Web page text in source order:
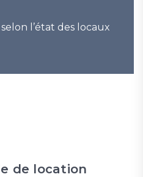
l’état des locaux
de location